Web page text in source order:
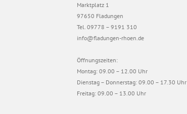
Marktplatz 1
97650 Fladungen
Tel. 09778 – 9191 310
info@fladungen-rhoen.de
Öffnungszeiten:
Montag: 09.00 – 12.00 Uhr
Dienstag – Donnerstag: 09.00 – 17.30 Uhr
Freitag: 09.00 – 13.00 Uhr